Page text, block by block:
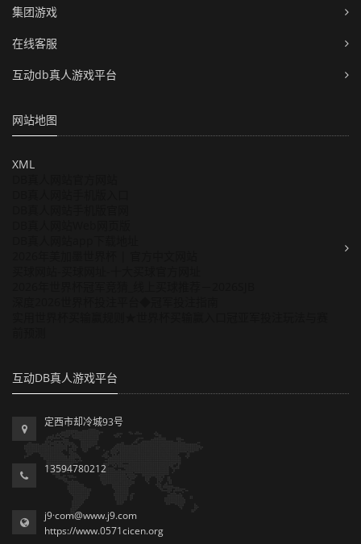
集团游戏
在线客服
互动db真人游戏平台
网站地图
XML
互动DB真人游戏平台
定西市却冷城93号
13594780212
j9·com@www.j9.com
https://www.0571cicen.org